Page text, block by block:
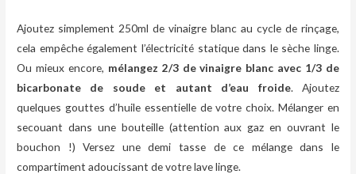
Ajoutez simplement 250ml de vinaigre blanc au cycle de rinçage,
cela empêche également l’électricité statique dans le sèche linge.
Ou mieux encore, mélangez 2/3 de vinaigre blanc avec 1/3 de
bicarbonate de soude et autant d’eau froide. Ajoutez
quelques gouttes d’huile essentielle de votre choix. Mélanger en
secouant dans une bouteille (attention aux gaz en ouvrant le
bouchon !) Versez une demi tasse de ce mélange dans le
compartiment adoucissant de votre lave linge.